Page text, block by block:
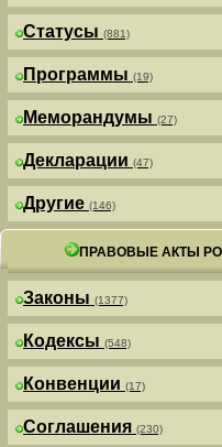
Статусы (881)
Программы (19)
Меморандумы (27)
Декларации (47)
Другие (146)
ПРАВОВЫЕ АКТЫ
Законы (1377)
Кодексы (548)
Конвенции (17)
Соглашения (230)